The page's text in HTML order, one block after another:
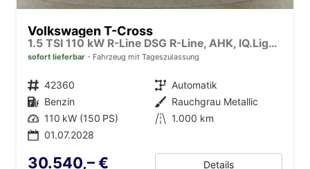
Volkswagen T-Cross
1.5 TSI 110 kW R-Line DSG R-Line, AHK, IQ.Light, Navi, Side, Kamera, Winter, 18-Zoll
sofort lieferbar Fahrzeug mit Tageszulassung
Fahrzeugnr. 42360 Getriebe Automatik
Kraftstoff Benzin Außenfarbe Rauchgrau Metallic
Leistung 110 kW (150 PS) Kilometerstand 1.000 km
01.07.2028
30.540,– € Details